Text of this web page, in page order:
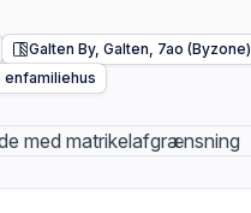
Galten By, Galten, 7ao (Byzone)